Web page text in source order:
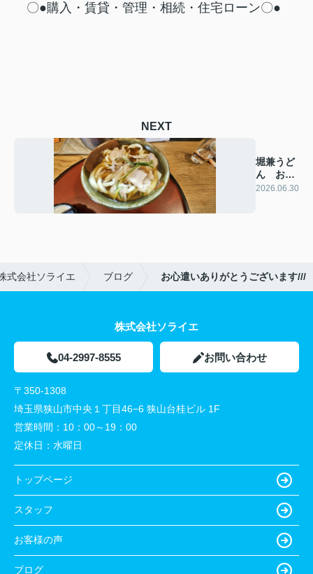
〇●購入・賃貸・管理・相続・住宅ローン〇●
NEXT
堀兼うど
ん おお
やま
2026.06.30
式会社ソライエ ブログ お心遣いありがとうございます///
株式会社ソライエ
04-2997-8555 お問い合わせ
〒350-1308
埼玉県狭山市中央１丁目46−6 狭山台桂ビル 1F
営業時間： 10：00～19：00
定休日： 水曜日
トップページ
スタッフ
お客様の声
ブログ